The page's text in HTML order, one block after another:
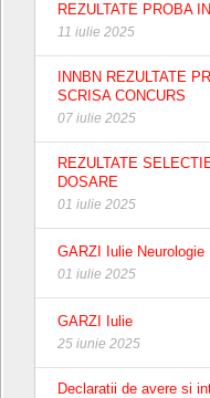
REZULTATE PROBA
11 iulie 2025
INNBN REZULTATE
SCRISA CONCURS
07 iulie 2025
REZULTATE
DOSARE
01 iulie 2025
GARZI Iulie Neurologie
01 iulie 2025
GARZI Iulie
25 iunie 2025
Declaratii de avere si